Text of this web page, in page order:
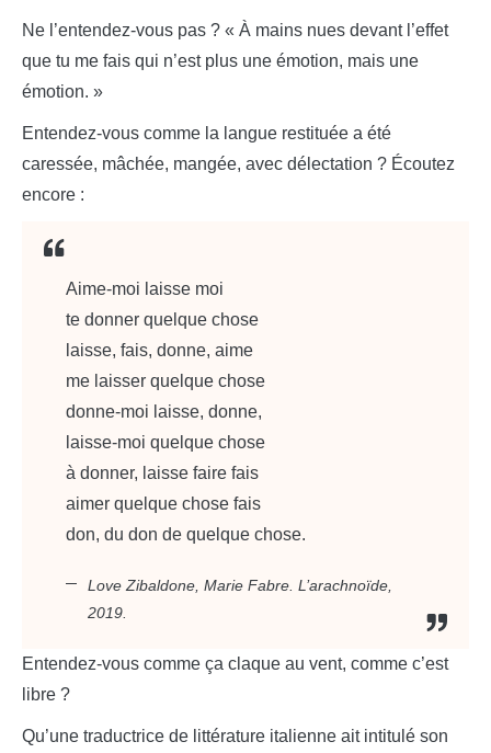
Ne l’entendez-vous pas ? « À mains nues devant l’effet
que tu me fais qui n’est plus une émotion, mais une
émotion. »
Entendez-vous comme la langue restituée a été
caressée, mâchée, mangée, avec délectation ? Écoutez
encore :
Aime-moi laisse moi
te donner quelque chose
laisse, fais, donne, aime
me laisser quelque chose
donne-moi laisse, donne,
laisse-moi quelque chose
à donner, laisse faire fais
aimer quelque chose fais
don, du don de quelque chose.
Love Zibaldone , Marie Fabre. L’arachnoïde,
2019.
Entendez-vous comme ça claque au vent, comme c’est
libre ?
Qu’une traductrice de littérature italienne ait intitulé son